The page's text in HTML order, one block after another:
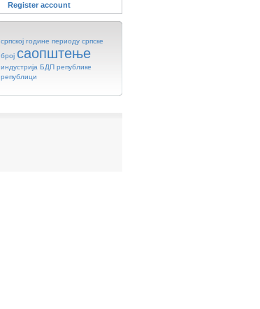
Register account
српској године периоду српске
број саопштење
индустрија БДП републике
републици